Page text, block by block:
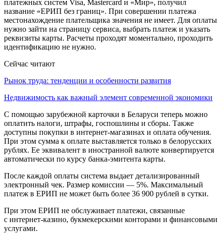
платежных систем Visa, Mastercard и «Мир», получил
название «ЕРИП без границ». При совершении платежа
местонахождение плательщика значения не имеет. Для оплаты
нужно зайти на страницу сервиса, выбрать платеж и указать
реквизиты карты. Расчеты проходят моментально, проходить
идентификацию не нужно.
Сейчас читают
Рынок труда: тенденции и особенности развития
Недвижимость как важный элемент современной экономики
С помощью зарубежной карточки в Беларуси теперь можно
оплатить налоги, штрафы, госпошлины и сборы. Также
доступны покупки в интернет-магазинах и оплата обучения.
При этом сумма к оплате выставляется только в белорусских
рублях. Ее эквивалент в иностранной валюте конвертируется
автоматически по курсу банка-эмитента карты.
После каждой оплаты система выдает детализированный
электронный чек. Размер комиссии — 5%. Максимальный
платеж в ЕРИП не может быть более 36 900 рублей в сутки.
При этом ЕРИП не обслуживает платежи, связанные
с интернет-казино, букмекерскими конторами и финансовыми
услугами.